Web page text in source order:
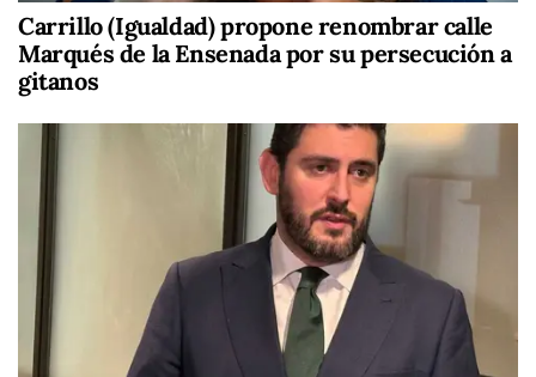
Carrillo (Igualdad) propone renombrar calle
Marqués de la Ensenada por su persecución a
gitanos